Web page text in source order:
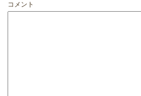
コメント